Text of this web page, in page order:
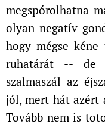
megspórolhatna
olyan negatív
hogy mégse
ruhatárát -- de
szalmaszál az
jól, mert hát azért
Tovább nem is